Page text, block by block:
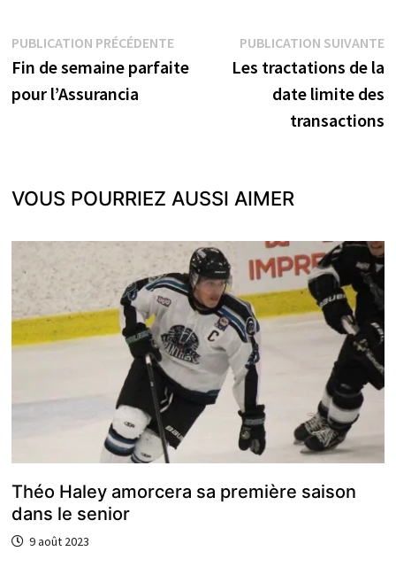
Navigation
de
l’article
PUBLICATION PRÉCÉDENTEPublication
précédente :
Fin de semaine parfaite
pour l’Assurancia
PUBLICATION SUIVANTE
Les tractations de la
date limite des
transactions
VOUS POURRIEZ AUSSI AIMER
Théo Haley amorcera sa première saison
dans le senior
9 août 2023